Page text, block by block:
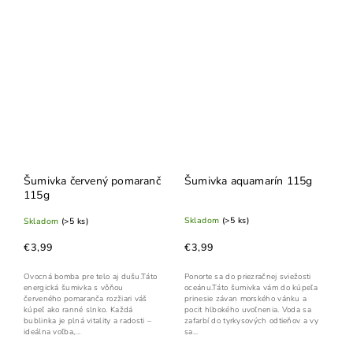
Šumivka červený pomaranč
115g
Skladom (>5 ks)
€3,99
Ovocná bomba pre telo aj dušu.Táto
energická šumivka s vôňou
červeného pomaranča rozžiari váš
kúpeľ ako ranné slnko. Každá
bublinka je plná vitality a radosti –
ideálna voľba,...
Šumivka aquamarín 115g
Skladom (>5 ks)
€3,99
Ponorte sa do priezračnej sviežosti
oceánu.Táto šumivka vám do kúpeľa
prinesie závan morského vánku a
pocit hlbokého uvoľnenia. Voda sa
zafarbí do tyrkysových odtieňov a vy
sa...